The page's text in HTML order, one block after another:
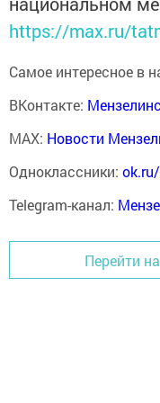
https://max.ru/
Самое интересное в
ВКонтакте:
MAX: Новости
Одноклассники:
Telegram-канал:
Перейти